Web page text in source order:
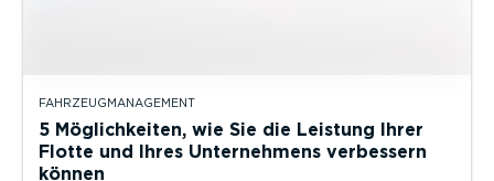
FAHRZEUGMANAGEMENT
5 Möglichkeiten, wie Sie die Leistung Ihrer
Flotte und Ihres Unternehmens verbessern
können